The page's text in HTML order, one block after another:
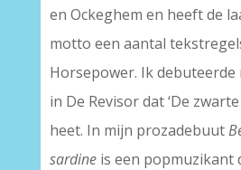
en Ockeghem en heeft de
motto een aantal
Horsepower. Ik debuteerde
in De Revisor dat ‘De
heet. In mijn prozadebuut
sardine is een popmuzikant